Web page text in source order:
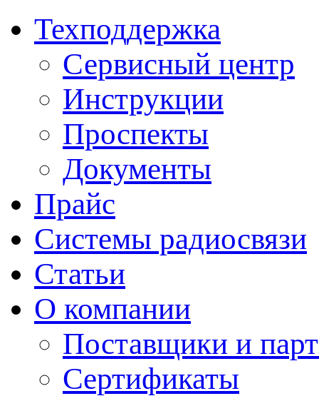
Техподдержка
Сервисный центр
Инструкции
Проспекты
Документы
Прайс
Системы радиосвязи
Статьи
О компании
Поставщики и
Cертификаты